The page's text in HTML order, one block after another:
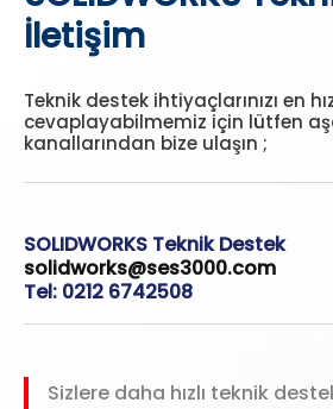
İletişim
Teknik destek ihtiyaçlarınızı en
cevaplayabilmemiz için lütfen
kanallarından bize ulaşın ;
SOLIDWORKS Teknik Destek
solidworks@ses3000.com
Tel: 0212 6742508
Sizlere daha hızlı teknik